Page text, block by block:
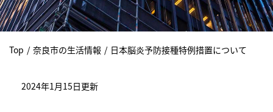
Top / 奈良市の生活情報 / 日本脳炎予防接種特例措置について
2024年1月15日更新